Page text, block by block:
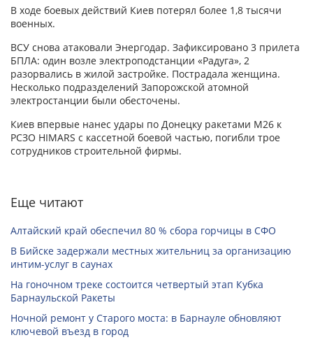
В ходе боевых действий Киев потерял более 1,8 тысячи
военных.
ВСУ снова атаковали Энергодар. Зафиксировано 3 прилета
БПЛА: один возле электроподстанции «Радуга», 2
разорвались в жилой застройке. Пострадала женщина.
Несколько подразделений Запорожской атомной
электростанции были обесточены.
Киев впервые нанес удары по Донецку ракетами М26 к
РСЗО HIMARS с кассетной боевой частью, погибли трое
сотрудников строительной фирмы.
Еще читают
Алтайский край обеспечил 80 % сбора горчицы в СФО
В Бийске задержали местных жительниц за организацию
интим-услуг в саунах
На гоночном треке состоится четвертый этап Кубка
Барнаульской Ракеты
Ночной ремонт у Старого моста: в Барнауле обновляют
ключевой въезд в город